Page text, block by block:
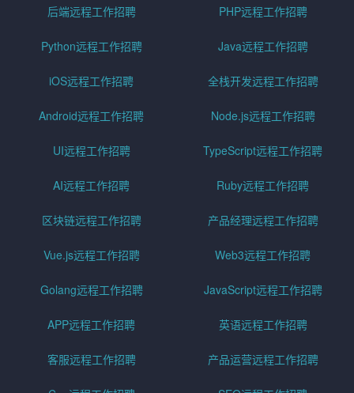
后端远程工作招聘 PHP远程工作招聘
Python远程工作招聘 Java远程工作招聘
iOS远程工作招聘 全栈开发远程工作招聘
Android远程工作招聘 Node.js远程工作招聘
UI远程工作招聘 TypeScript远程工作招聘
AI远程工作招聘 Ruby远程工作招聘
区块链远程工作招聘 产品经理远程工作招聘
Vue.js远程工作招聘 Web3远程工作招聘
Golang远程工作招聘 JavaScript远程工作招聘
APP远程工作招聘 英语远程工作招聘
客服远程工作招聘 产品运营远程工作招聘